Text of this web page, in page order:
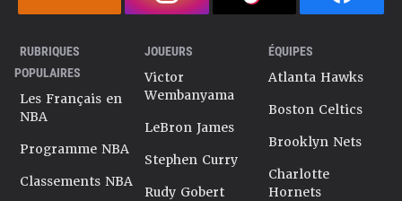
RUBRIQUES
POPULAIRES
Les Français en
NBA
Programme NBA
Classements NBA
JOUEURS
Victor
Wembanyama
LeBron James
Stephen Curry
Rudy Gobert
ÉQUIPES
Atlanta Hawks
Boston Celtics
Brooklyn Nets
Charlotte
Hornets